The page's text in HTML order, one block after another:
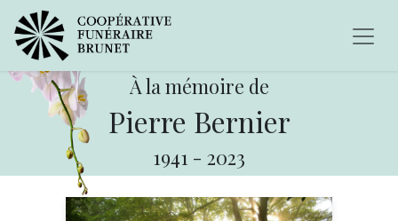
À la mémoire de
Pierre Bernier
1941 - 2023